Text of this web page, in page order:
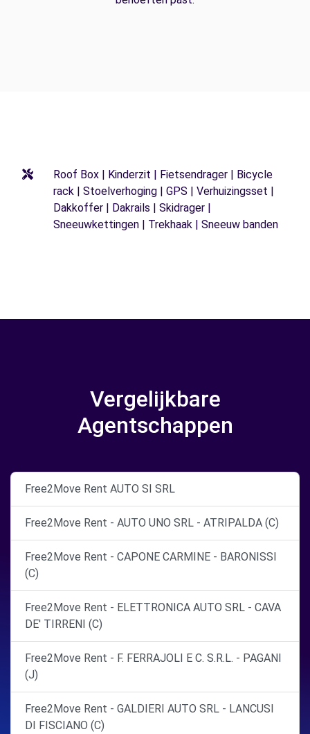
Roof Box | Kinderzit | Fietsendrager | Bicycle
rack | Stoelverhoging | GPS | Verhuizingsset |
Dakkoffer | Dakrails | Skidrager |
Sneeuwkettingen | Trekhaak | Sneeuw banden
Vergelijkbare
Agentschappen
Free2Move Rent AUTO SI SRL
Free2Move Rent - AUTO UNO SRL - ATRIPALDA (C)
Free2Move Rent - CAPONE CARMINE - BARONISSI
(C)
Free2Move Rent - ELETTRONICA AUTO SRL - CAVA
DE' TIRRENI (C)
Free2Move Rent - F. FERRAJOLI E C. S.R.L. - PAGANI
(J)
Free2Move Rent - GALDIERI AUTO SRL - LANCUSI
DI FISCIANO (C)